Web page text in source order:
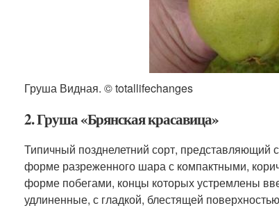
Груша Видная. © totallifechanges
2. Груша «Брянская красавица»
Типичный позднелетний сорт, представляющий
форме разреженного шара с компактными,
форме побегами, концы которых устремлены
удлиненные, с гладкой, блестящей